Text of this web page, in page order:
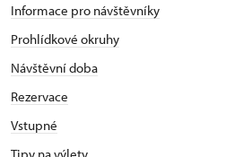
Informace pro návštěvníky
Prohlídkové okruhy
Návštěvní doba
Rezervace
Vstupné